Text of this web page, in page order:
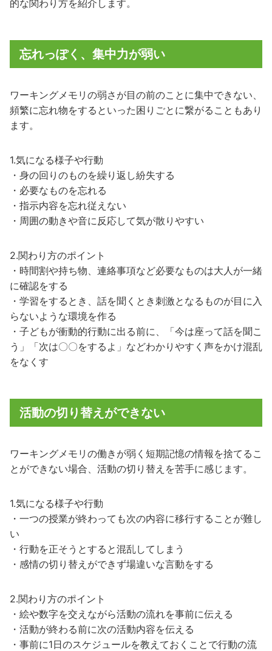
的な関わり方を紹介します。
忘れっぽく、集中力が弱い
ワーキングメモリの弱さが目の前のことに集中できない、
頻繁に忘れ物をするといった困りごとに繋がることもあり
ます。
1.気になる様子や行動
・身の回りのものを繰り返し紛失する
・必要なものを忘れる
・指示内容を忘れ従えない
・周囲の動きや音に反応して気が散りやすい
2.関わり方のポイント
・時間割や持ち物、連絡事項など必要なものは大人が一緒
に確認をする
・学習をするとき、話を聞くとき刺激となるものが目に入
らないような環境を作る
・子どもが衝動的行動に出る前に、「今は座って話を聞こ
う」「次は〇〇をするよ」などわかりやすく声をかけ混乱
をなくす
活動の切り替えができない
ワーキングメモリの働きが弱く短期記憶の情報を捨てるこ
とができない場合、活動の切り替えを苦手に感じます。
1.気になる様子や行動
・一つの授業が終わっても次の内容に移行することが難し
い
・行動を正そうとすると混乱してしまう
・感情の切り替えができず場違いな言動をする
2.関わり方のポイント
・絵や数字を交えながら活動の流れを事前に伝える
・活動が終わる前に次の活動内容を伝える
・事前に1日のスケジュールを教えておくことで行動の流